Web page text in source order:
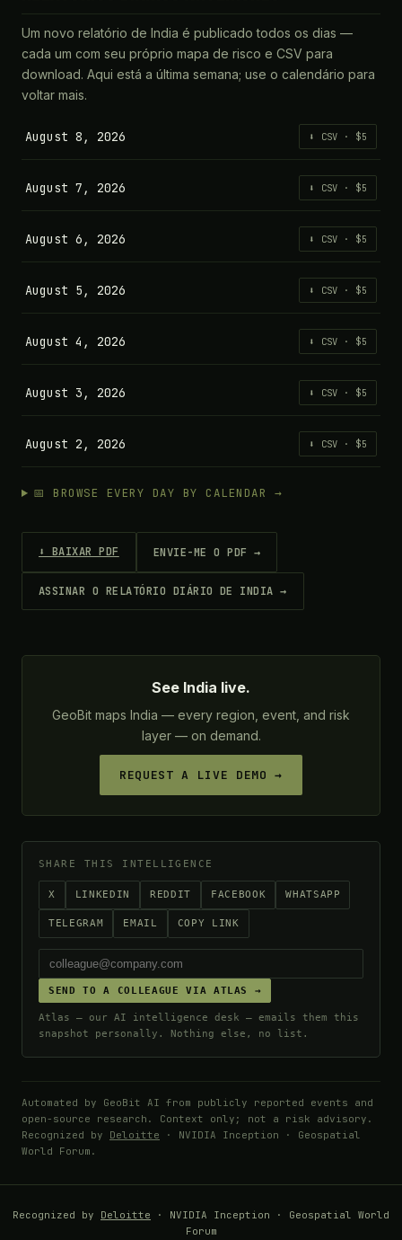
Um novo relatório de India é publicado todos os dias —
cada um com seu próprio mapa de risco e CSV para
download. Aqui está a última semana; use o calendário para
voltar mais.
August 8, 2026 ⬇ CSV · $5
August 7, 2026 ⬇ CSV · $5
August 6, 2026 ⬇ CSV · $5
August 5, 2026 ⬇ CSV · $5
August 4, 2026 ⬇ CSV · $5
August 3, 2026 ⬇ CSV · $5
August 2, 2026 ⬇ CSV · $5
📅 BROWSE EVERY DAY BY CALENDAR →
⬇ BAIXAR PDF ENVIE-ME O PDF →
ASSINAR O RELATÓRIO DIÁRIO DE INDIA →
See India live.
GeoBit maps India — every region, event, and risk
layer — on demand.
REQUEST A LIVE DEMO →
SHARE THIS INTELLIGENCE
X LINKEDIN REDDIT FACEBOOK WHATSAPP
TELEGRAM EMAIL COPY LINK
SEND TO A COLLEAGUE VIA ATLAS →
Atlas — our AI intelligence desk — emails them this
snapshot personally. Nothing else, no list.
Automated by GeoBit AI from publicly reported events and
open-source research. Context only; not a risk advisory.
Recognized by Deloitte · NVIDIA Inception · Geospatial
World Forum.
Recognized by Deloitte · NVIDIA Inception · Geospatial World
Forum